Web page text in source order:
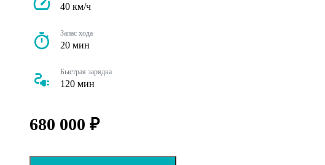
40 км/ч
Запас хода
20 мин
Быстрая зарядка
120 мин
680 000 ₽